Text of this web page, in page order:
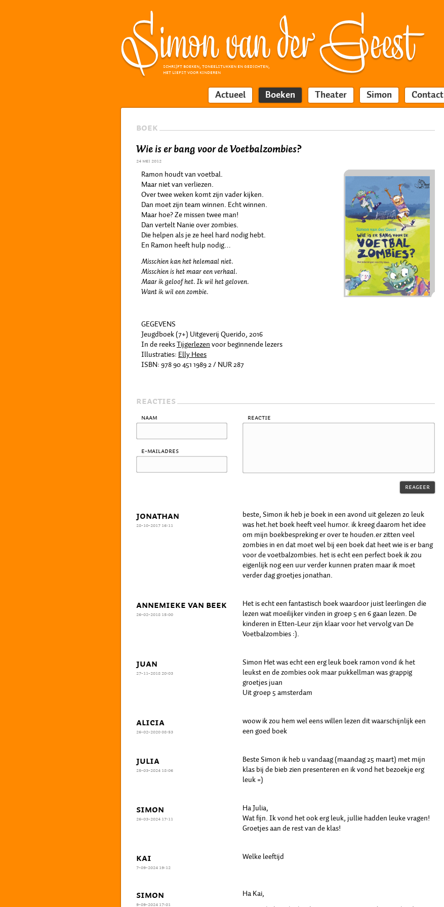
SCHRIJFT BOEKEN, TONEELSTUKKEN EN GEDICHTEN,
HET LIEFST VOOR KINDEREN
Actueel Boeken Theater Simon Contact
BOEK
Wie is er bang voor de Voetbalzombies?
24 mei 2012
Ramon houdt van voetbal.
Maar niet van verliezen.
Over twee weken komt zijn vader kijken.
Dan moet zijn team winnen. Echt winnen.
Maar hoe? Ze missen twee man!
Dan vertelt Nanie over zombies.
Die helpen als je ze heel hard nodig hebt.
En Ramon heeft hulp nodig…
Misschien kan het helemaal niet.
Misschien is het maar een verhaal.
Maar ik geloof het. Ik wil het geloven.
Want ik wil een zombie.
GEGEVENS
Jeugdboek (7+) Uitgeverij Querido, 2016
In de reeksTijgerlezenvoor beginnende lezers
Illustraties:Elly Hees
ISBN: 978 90 451 1989 2 / NUR 287
REACTIES
Naam
E-mailadres
Reactie
JONATHAN
28-10-2017 16:11
beste, Simon ik heb je boek in een avond uit gelezen zo leuk
was het.het boek heeft veel humor. ik kreeg daarom het idee
om mijn boekbespreking er over te houden.er zitten veel
zombies in en dat moet wel bij een boek dat heet wie is er bang
voor de voetbalzombies. het is echt een perfect boek ik zou
eigenlijk nog een uur verder kunnen praten maar ik moet
verder dag groetjes jonathan.
ANNEMIEKE VAN BEEK
26-02-2018 15:00
Het is echt een fantastisch boek waardoor juist leerlingen die
lezen wat moeilijker vinden in groep 5 en 6 gaan lezen. De
kinderen in Etten-Leur zijn klaar voor het vervolg van De
Voetbalzombies :).
JUAN
27-11-2018 20:03
Simon Het was echt een erg leuk boek ramon vond ik het
leukst en de zombies ook maar pukkellman was grappig
groetjes juan
Uit groep 5 amsterdam
ALICIA
26-02-2020 08:53
woow ik zou hem wel eens willen lezen dit waarschijnlijk een
een goed boek
JULIA
25-03-2024 18:06
Beste Simon ik heb u vandaag (maandag 25 maart) met mijn
klas bij de bieb zien presenteren en ik vond het bezoekje erg
leuk =)
SIMON
26-03-2024 17:11
Ha Julia,
Wat fijn. Ik vond het ook erg leuk, jullie hadden leuke vragen!
Groetjes aan de rest van de klas!
KAI
7-09-2024 19:12
Welke leeftijd
SIMON
9-09-2024 17:01
Ha Kai,